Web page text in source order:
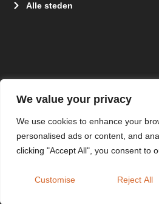
We value your privacy
We use cookies to enhance your
personalised ads or content, and
clicking "Accept All", you consent to
Customise Reject All
Alle steden